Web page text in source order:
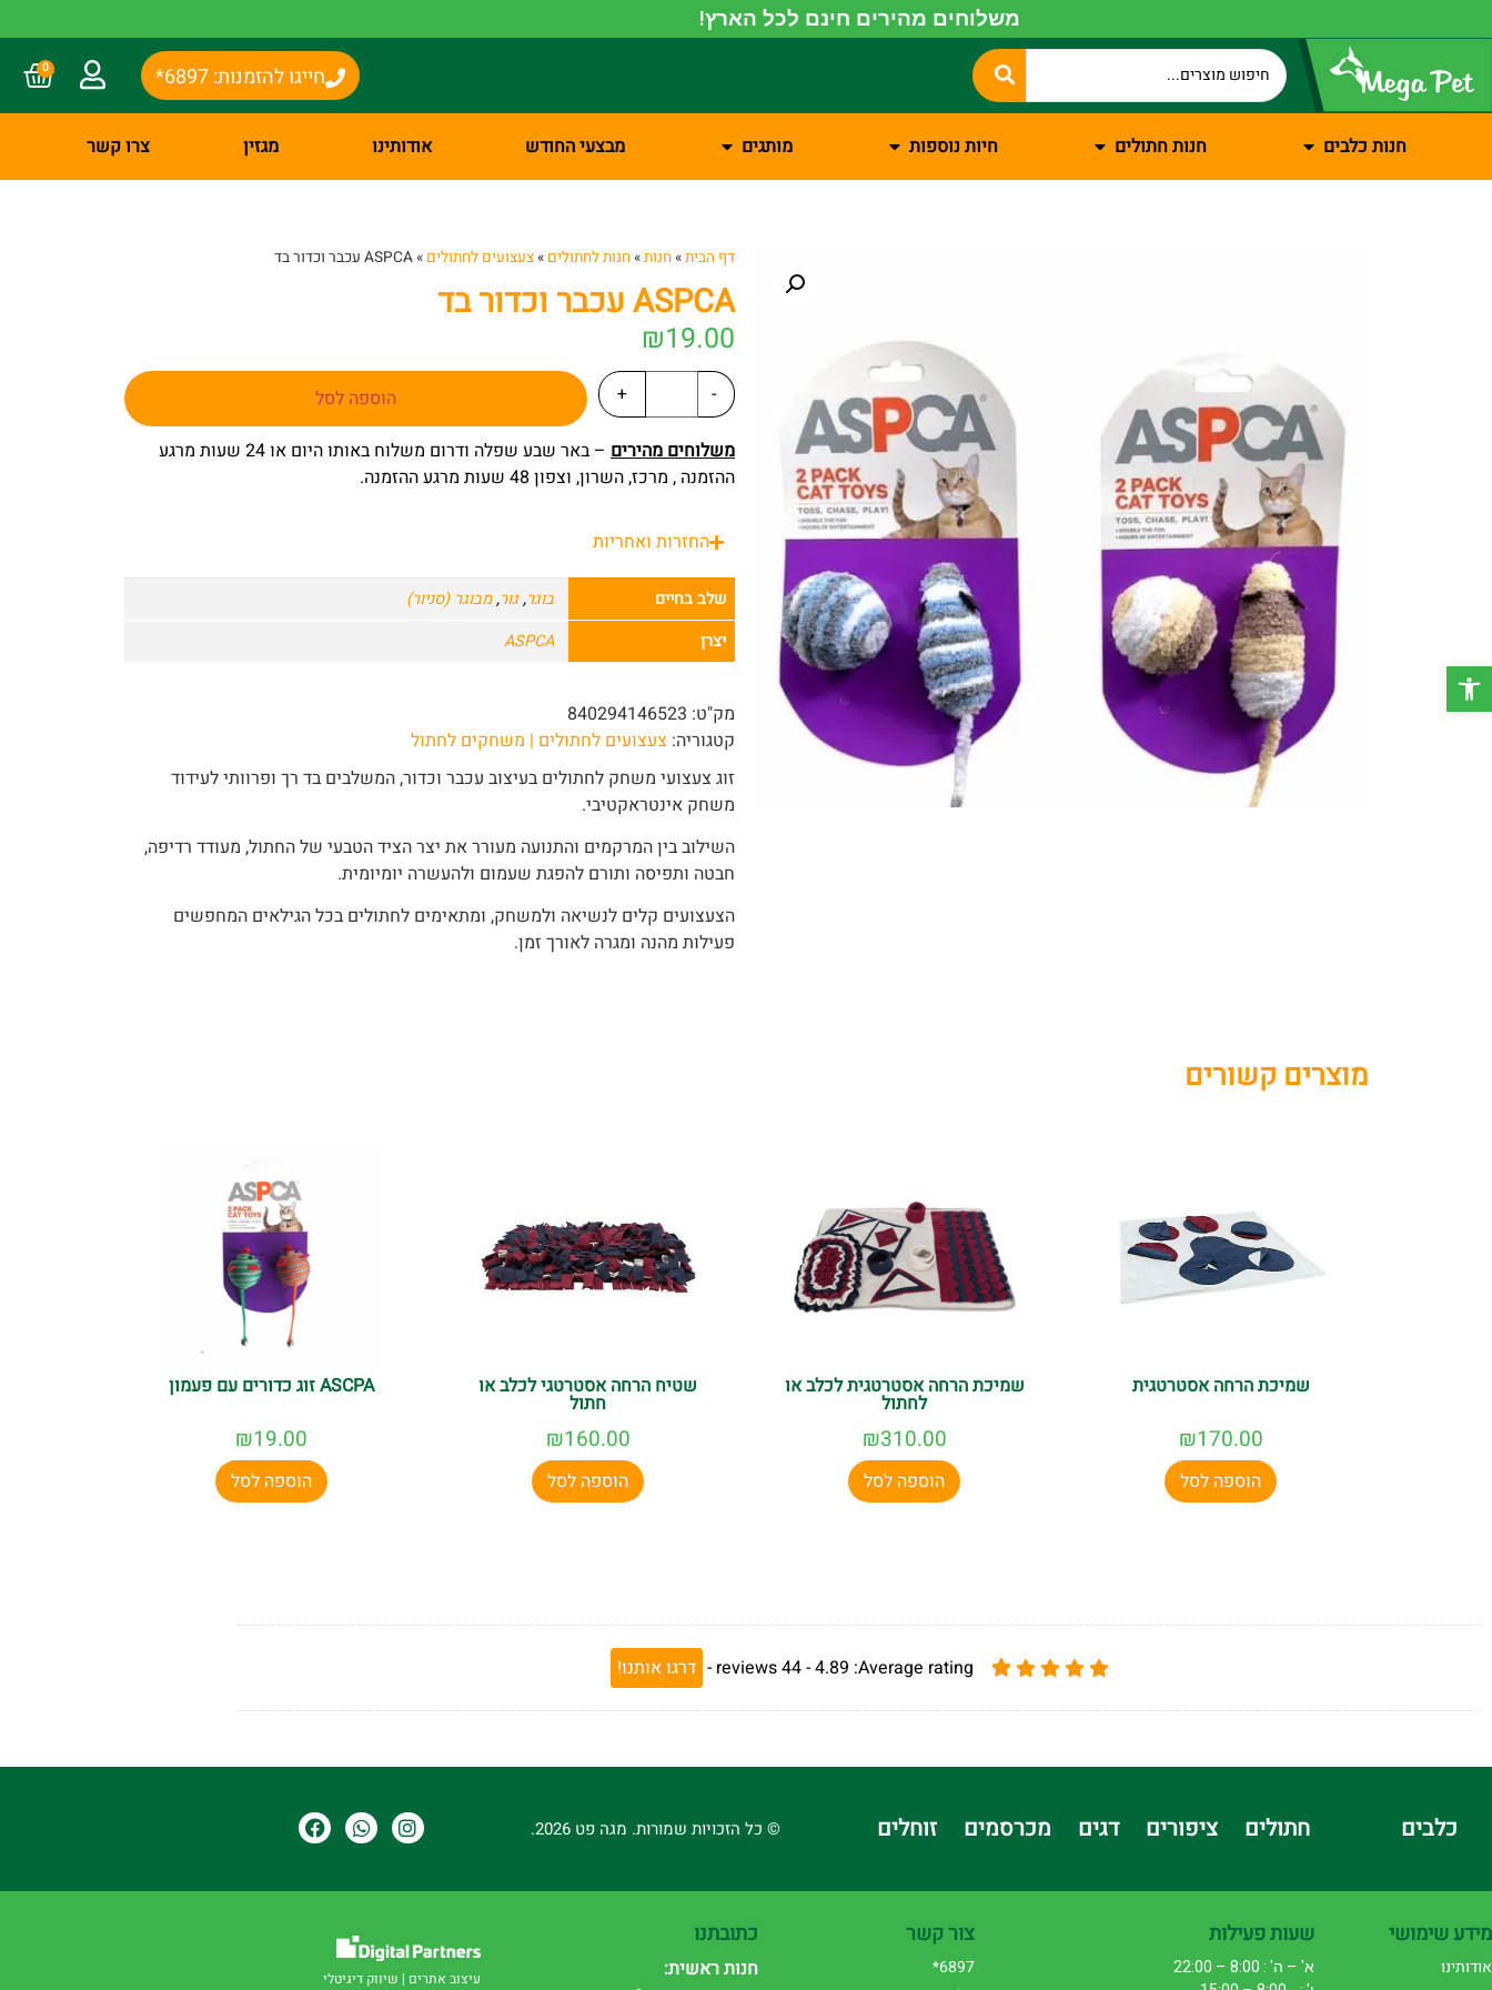
פתח סרגל נגישות
משלוחים מהירים חינם לכל הארץ!
חייגו להזמנות: 6897* 0
חנות כלבים חנות חתולים חיות נוספות מותגים מבצעי החודש אודותינו מגזין צרו קשר
דף הבית»חנות»חנות לחתולים »צעצועים לחתולים »ASPCA עכבר וכדור בד
ASPCA עכבר וכדור בד
₪19.00
-
+
הוספה לסל
משלוחים מהירים
– באר שבע שפלה ודרום משלוח באותו היום או 24 שעות מרגע
ההזמנה , מרכז, השרון, וצפון 48 שעות מרגע ההזמנה.
החזרות ואחריות
שלב בחיים בוגר,גור,מבוגר (סניור)
יצרן
ASPCA
מק"ט: 840294146523
קטגוריה: צעצועים לחתולים | משחקים לחתול
זוג צעצועי משחק לחתולים בעיצוב עכבר וכדור, המשלבים בד רך ופרוותי לעידוד
משחק אינטראקטיבי.
השילוב בין המרקמים והתנועה מעורר את יצר הציד הטבעי של החתול, מעודד רדיפה,
חבטה ותפיסה ותורם להפגת שעמום ולהעשרה יומיומית.
הצעצועים קלים לנשיאה ולמשחק, ומתאימים לחתולים בכל הגילאים המחפשים
פעילות מהנה ומגרה לאורך זמן.
מוצרים קשורים
שמיכת הרחה אסטרטגית
₪170.00
הוספה לסל
שמיכת הרחה אסטרטגית לכלב או
לחתול
₪310.00
הוספה לסל
שטיח הרחה אסטרטגי לכלב או
חתול
₪160.00
הוספה לסל
ASCPA זוג כדורים עם פעמון
₪19.00
הוספה לסל
Average rating:
4.89 -
44
reviews
- דרגו אותנו!
כלבים חתולים ציפורים דגים מכרסמים זוחלים © כל הזכויות שמורות. מגה פט 2026.
מידע שימושי
אודותינו
שעות פעילות
א' – ה' : 8:00 – 22:00
צור קשר
6897*
כתובתנו
חנות ראשית:
עיצוב אתרים | שיווק דיגיטלי